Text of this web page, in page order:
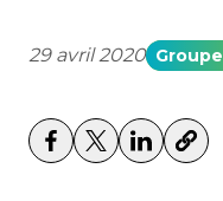
29 avril 2020